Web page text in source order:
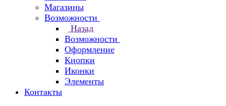
Магазины
Возможности
Назад
Возможности
Оформление
Кнопки
Иконки
Элементы
Контакты